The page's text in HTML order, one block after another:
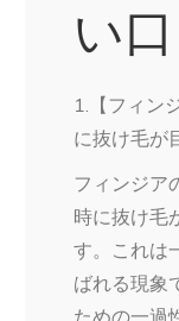
い
1.【フィン
に抜け毛が
フィンジア
時に抜け毛
す。これは
ばれる現象